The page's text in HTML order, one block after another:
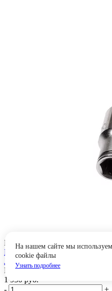
На нашем сайте мы используем
cookie файлы
Узнать подробнее
Быстрый просмотр
Ключ торцевой Т-образный
JTC-3632
В наличии - 10
1 950 руб.
-
+